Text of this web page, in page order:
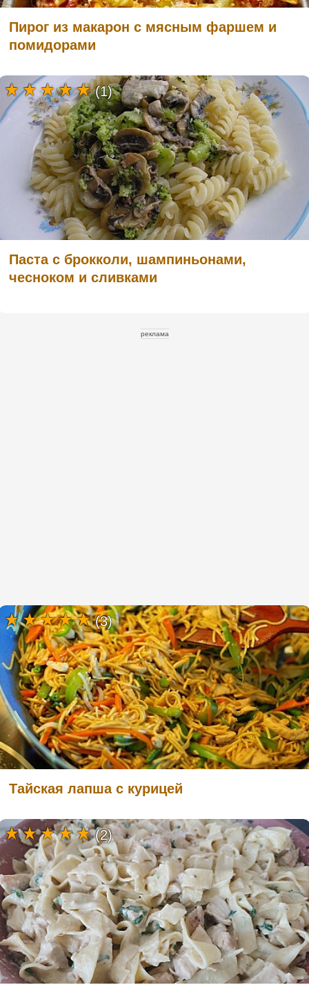
Пирог из макарон с мясным фаршем и
помидорами
Паста с брокколи, шампиньонами,
чесноком и сливками
(1)
реклама
Тайская лапша с курицей
(3)
(2)